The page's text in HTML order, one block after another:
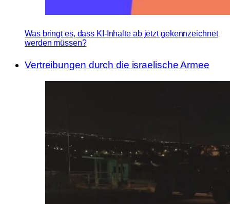
Was bringt es, dass KI-Inhalte ab jetzt gekennzeichnet
werden müssen?
Vertreibungen durch die israelische Armee